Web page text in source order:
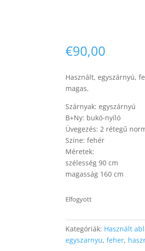
€90,00
Használt, egyszárnyú,
magas.
Szárnyak: egyszárnyú
B+Ny: bukó-nyíló
Üvegezés: 2 rétegű
Színe: fehér
Méretek:
szélesség 90 cm
magasság 160 cm
Elfogyott
Kategóriák: Használt
egyszarnyu,feher,